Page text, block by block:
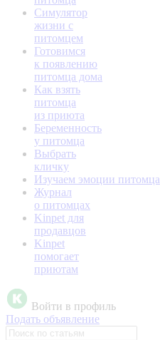
Симулятор
жизни с
питомцем
Готовимся
к появлению
питомца дома
Как взять
питомца
из приюта
Беременность
у питомца
Выбрать
кличку
Изучаем эмоции питомца
Журнал
о питомцах
Kinpet для
продавцов
Kinpet
помогает
приютам
Войти в профиль
Подать объявление